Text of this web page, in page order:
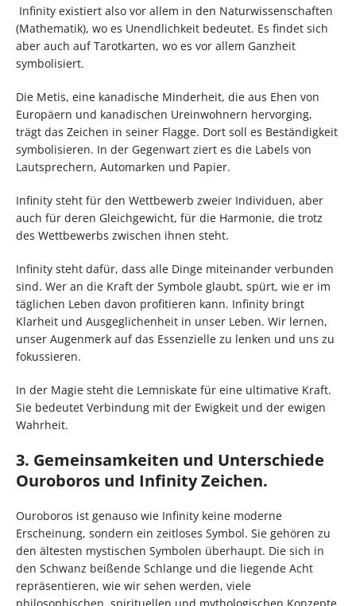
Infinity existiert also vor allem in den Naturwissenschaften
(Mathematik), wo es Unendlichkeit bedeutet. Es findet sich
aber auch auf Tarotkarten, wo es vor allem Ganzheit
symbolisiert.
Die Metis, eine kanadische Minderheit, die aus Ehen von
Europäern und kanadischen Ureinwohnern hervorging,
trägt das Zeichen in seiner Flagge. Dort soll es Beständigkeit
symbolisieren. In der Gegenwart ziert es die Labels von
Lautsprechern, Automarken und Papier.
Infinity steht für den Wettbewerb zweier Individuen, aber
auch für deren Gleichgewicht, für die Harmonie, die trotz
des Wettbewerbs zwischen ihnen steht.
Infinity steht dafür, dass alle Dinge miteinander verbunden
sind. Wer an die Kraft der Symbole glaubt, spürt, wie er im
täglichen Leben davon profitieren kann. Infinity bringt
Klarheit und Ausgeglichenheit in unser Leben. Wir lernen,
unser Augenmerk auf das Essenzielle zu lenken und uns zu
fokussieren.
In der Magie steht die Lemniskate für eine ultimative Kraft.
Sie bedeutet Verbindung mit der Ewigkeit und der ewigen
Wahrheit.
3. Gemeinsamkeiten und Unterschiede
Ouroboros und Infinity Zeichen.
Ouroboros ist genauso wie Infinity keine moderne
Erscheinung, sondern ein zeitloses Symbol. Sie gehören zu
den ältesten mystischen Symbolen überhaupt. Die sich in
den Schwanz beißende Schlange und die liegende Acht
repräsentieren, wie wir sehen werden, viele